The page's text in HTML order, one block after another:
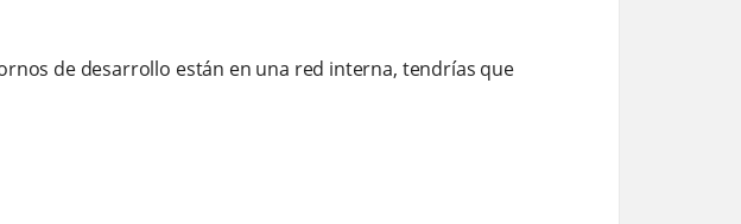
de desarrollo están en una red interna, tendrías que